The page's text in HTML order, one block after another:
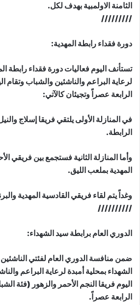
الثامنة الاولمبية بهدف لكل.
/////////
دورة فقداء رابطة المهدية:
تستأنف اليوم فعاليات دورة فقداء رابطة
لرعاية البراعم والناشئين والشباب وتقام
الرابعة عصراً وتجيئان كالآتي:
في المنازلة الأولى يلتقي فريقا إسلاج
الرابطة.
وأما المنازلة الثانية فستجمع بين فريقي
المهدية بملعب الليق.
وغداً يتم لقاء فريقي القادسية المهدية
//////////
الدوري العام برابطة سيد الشهداء:
ضمن منافسة الدوري العام لفئتي
الشهداء بمحلية أمبدة لرعاية البراعم
اليوم فريقا النجم الأحمر والزهور (فئة
الرابعة عصراً.